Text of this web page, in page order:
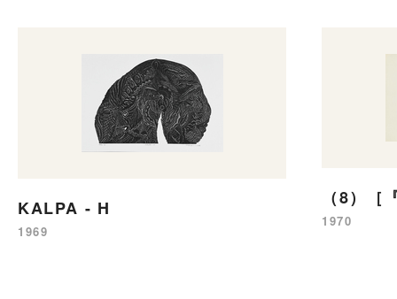
KALPA - H
1969
（8）［
1970